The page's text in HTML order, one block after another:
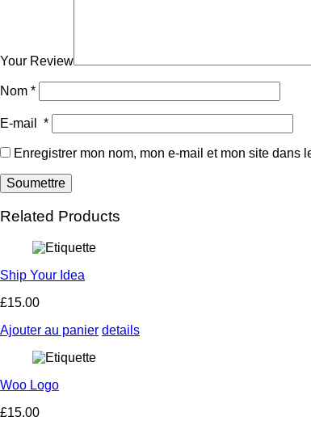
Your Review
Nom *
E-mail *
Enregistrer mon nom, mon e-mail et mon site dans
Related Products
Ship Your Idea
£15.00
Ajouter au panier details
Woo Logo
£15.00